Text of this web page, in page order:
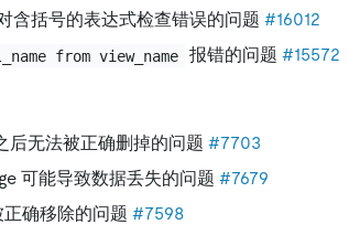
含括号的表达式检查错误的问题 #16012
from view_name 报错的问题 #15572
后无法被正确删掉的问题 #7703
可能导致数据丢失的问题 #7679
确移除的问题 #7598